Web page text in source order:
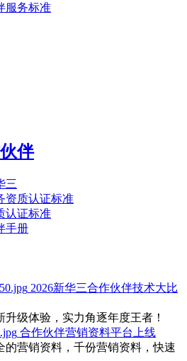
服务标准
伴
三
资质认证标准
认证标准
手册
2026新华三合作伙伴技术大比
升级体验，实力角逐年度王者！
合作伙伴营销资料平台上线
的营销资料，千份营销资料，快速